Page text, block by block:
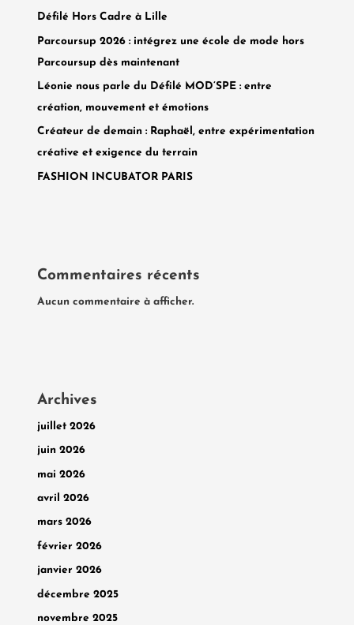
Défilé Hors Cadre à Lille
Parcoursup 2026 : intégrez une école de mode hors
Parcoursup dès maintenant
Léonie nous parle du Défilé MOD’SPE : entre
création, mouvement et émotions
Créateur de demain : Raphaël, entre expérimentation
créative et exigence du terrain
FASHION INCUBATOR PARIS
Commentaires récents
Aucun commentaire à afficher.
Archives
juillet 2026
juin 2026
mai 2026
avril 2026
mars 2026
février 2026
janvier 2026
décembre 2025
novembre 2025